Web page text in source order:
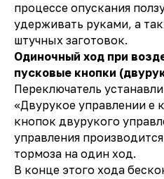
процессе опускания
удерживать руками, а
штучных заготовок.
Одиночный ход при
пусковые кнопки
Переключатель
«Двурукое управлении е
кнопок двурукого
управления
тормоза на один ход.
В конце этого хода